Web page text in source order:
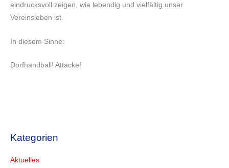
Kategorien
Aktuelles
eindrucksvoll zeigen, wie lebendig und vielfältig unser
Vereinsleben ist.
In diesem Sinne:
Dorfhandball! Attacke!